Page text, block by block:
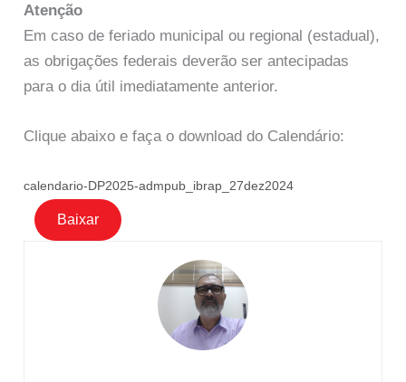
Atenção
Em caso de feriado municipal ou regional (estadual),
as obrigações federais deverão ser antecipadas
para o dia útil imediatamente anterior.
Clique abaixo e faça o download do Calendário:
calendario-DP2025-admpub_ibrap_27dez2024
Baixar